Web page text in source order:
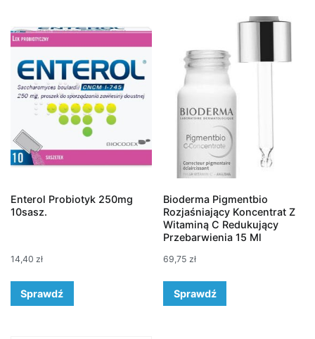
Enterol Probiotyk 250mg
10sasz.
14,40 zł
Sprawdź
Bioderma Pigmentbio
Rozjaśniający Koncentrat Z
Witaminą C Redukujący
Przebarwienia 15 Ml
69,75 zł
Sprawdź